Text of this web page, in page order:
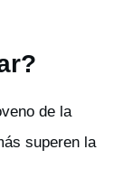
de la
superen la